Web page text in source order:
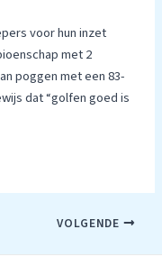
voor hun inzet
met 2
poggen met een 83-
dat “golfen goed is
VOLGENDE